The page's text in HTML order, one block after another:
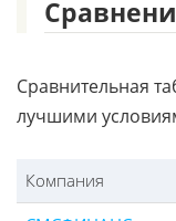
Сравнительная
лучшими
Компания